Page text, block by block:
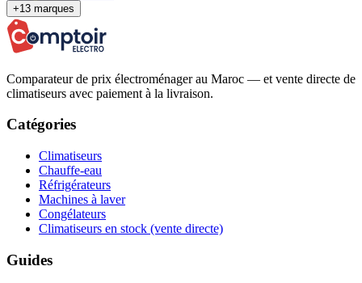
+13 marques
Comparateur de prix électroménager au Maroc — et vente directe de
climatiseurs avec paiement à la livraison.
Catégories
Climatiseurs
Chauffe-eau
Réfrigérateurs
Machines à laver
Congélateurs
Climatiseurs en stock (vente directe)
Guides